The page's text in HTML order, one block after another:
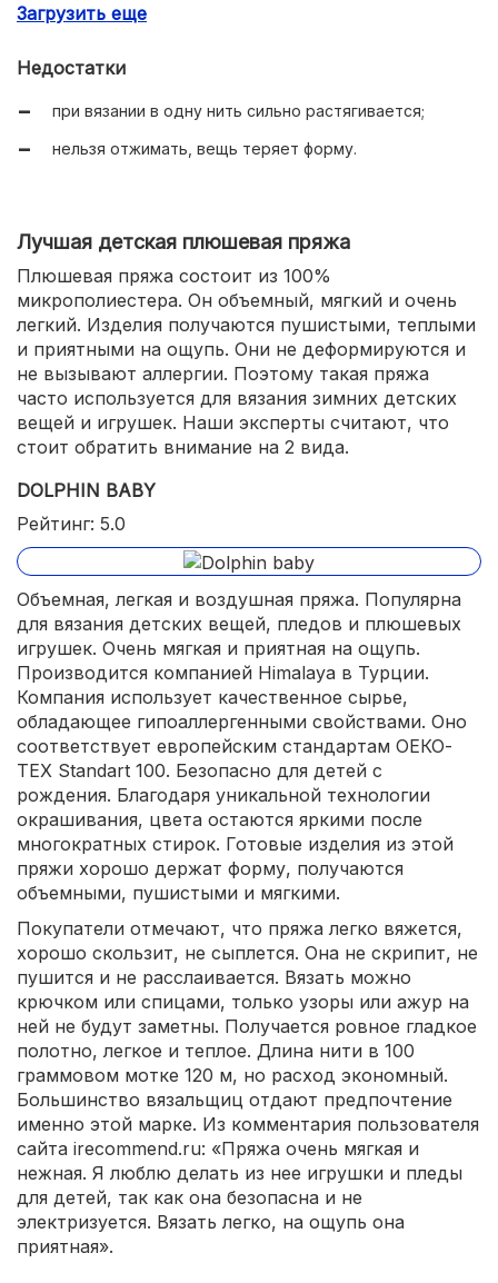
быстро сохнет, пропускает воздух;
можно подвергать химчистке.
Загрузить еще
Недостатки
при вязании в одну нить сильно растягивается;
нельзя отжимать, вещь теряет форму.
Лучшая детская плюшевая пряжа
Плюшевая пряжа состоит из 100%
микрополиестера. Он объемный, мягкий и очень
легкий. Изделия получаются пушистыми, теплыми
и приятными на ощупь. Они не деформируются и
не вызывают аллергии. Поэтому такая пряжа
часто используется для вязания зимних детских
вещей и игрушек. Наши эксперты считают, что
стоит обратить внимание на 2 вида.
DOLPHIN BABY
Рейтинг: 5.0
Объемная, легкая и воздушная пряжа. Популярна
для вязания детских вещей, пледов и плюшевых
игрушек. Очень мягкая и приятная на ощупь.
Производится компанией Himalaya в Турции.
Компания использует качественное сырье,
обладающее гипоаллергенными свойствами. Оно
соответствует европейским стандартам OЕКО-
TEX Standart 100. Безопасно для детей с
рождения. Благодаря уникальной технологии
окрашивания, цвета остаются яркими после
многократных стирок. Готовые изделия из этой
пряжи хорошо держат форму, получаются
объемными, пушистыми и мягкими.
Покупатели отмечают, что пряжа легко вяжется,
хорошо скользит, не сыплется. Она не скрипит, не
пушится и не расслаивается. Вязать можно
крючком или спицами, только узоры или ажур на
ней не будут заметны. Получается ровное гладкое
полотно, легкое и теплое. Длина нити в 100
граммовом мотке 120 м, но расход экономный.
Большинство вязальщиц отдают предпочтение
именно этой марке. Из комментария пользователя
сайта irecommend.ru: «Пряжа очень мягкая и
нежная. Я люблю делать из нее игрушки и пледы
для детей, так как она безопасна и не
электризуется. Вязать легко, на ощупь она
приятная».